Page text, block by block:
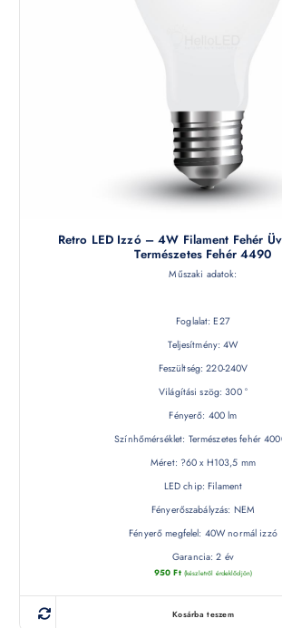
Retro LED Izzó – 4W Filament Fehér
Természetes Fehér 4490
Műszaki adatok:
Foglalat: E27
Teljesítmény: 4W
Feszültség: 220-240V
Világítási szög: 300 °
Fényerő: 400 lm
Színhőmérséklet: Természetes fehér
Méret: ?60 x H103,5 mm
LED chip: Filament
Fényerőszabályzás: NEM
Fényerő megfelel: 40W normál izzó
Garancia: 2 év
950Ft (készletről érdeklődjön)
Kosárba teszem